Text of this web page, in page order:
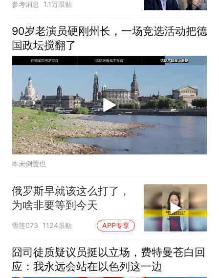
参考消息 1.1万跟贴
90岁老演员硬刚州长，一场竞选活动把德
国政坛搅翻了
本末倒置也
俄罗斯早就该这么打了，
为啥非要等到今天
雪莲073 1124跟贴 APP专享
囧司徒质疑议员挺以立场，费特曼苍白回
应：我永远会站在以色列这一边